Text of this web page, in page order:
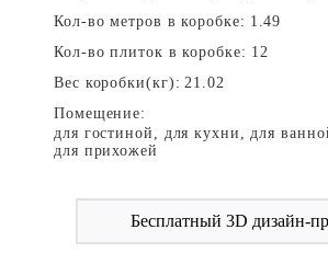
Кол-во метров в коробке: 1.49
Кол-во плиток в коробке: 12
Вес коробки(кг): 21.02
Помещение:
для гостиной, для кухни, для
для прихожей
Бесплатный 3D дизайн-